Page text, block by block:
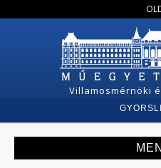
Villamosmérnöki